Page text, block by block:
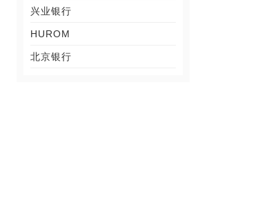
兴业银行
HUROM
北京银行